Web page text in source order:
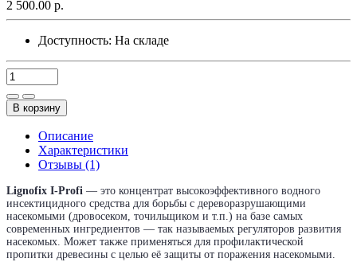
2 500.00 р.
Доступность: На складе
В корзину
Описание
Характеристики
Отзывы (1)
Lignofix I-Profi ― это концентрат высокоэффективного водного
инсектицидного средства для борьбы с дереворазрушающими
насекомыми (дровосеком, точильщиком и т.п.) на базе самых
современных ингредиентов ― так называемых регуляторов развития
насекомых. Может также применяться для профилактической
пропитки древесины с целью её защиты от поражения насекомыми.